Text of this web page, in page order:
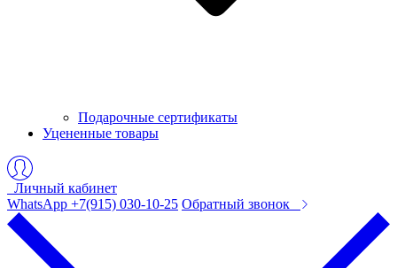
Подарочные сертификаты
Уцененные товары
Личный кабинет
WhatsApp +7(915) 030-10-25 Обратный звонок